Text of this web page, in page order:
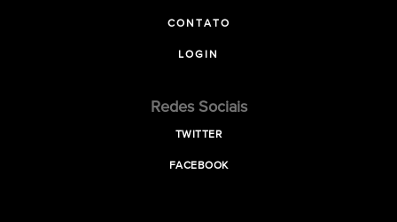
CONTATO
LOGIN
Redes Sociais
TWITTER
FACEBOOK